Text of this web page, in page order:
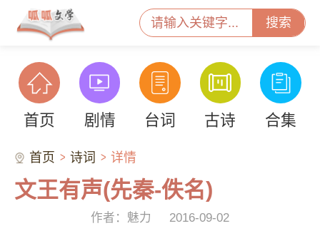
搜索
首页 剧情 台词 古诗 合集
首页 诗词 详情
文王有声(先秦-佚名)
作者：魅力 2016-09-02